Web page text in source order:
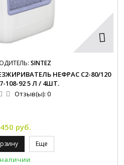
SINTEZ
НЕФРАС С2-80/120
108-92 5 Л / 4ШТ.
Отзыв(ы): 0
руб.
Еще